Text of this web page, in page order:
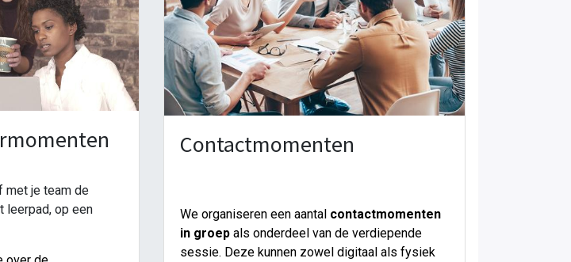
met je team de
leerpad, op een
Contactmomenten
We organiseren een aantal contactmomenten
in groepals onderdeel van de verdiepende
sessie. Deze kunnen zowel digitaal als fysiek